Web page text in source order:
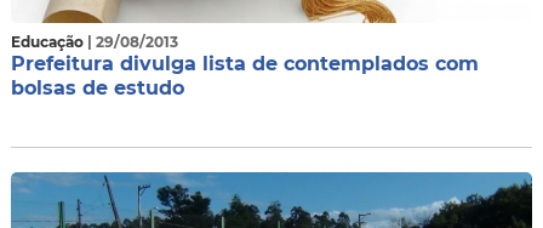
Educação | 29/08/2013
Prefeitura divulga lista de contemplados com
bolsas de estudo